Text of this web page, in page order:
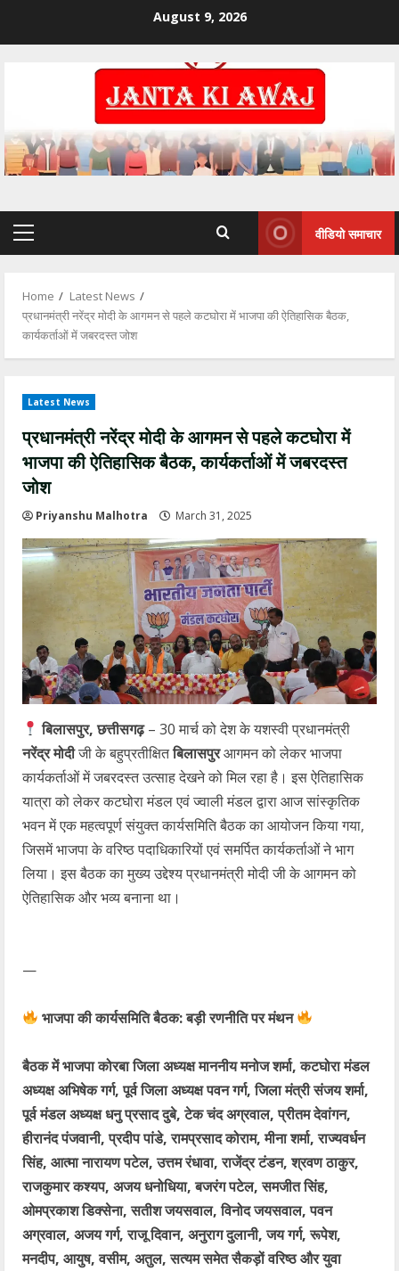
August 9, 2026
वीडियो समाचार
Home
Latest News
प्रधानमंत्री नरेंद्र मोदी के आगमन से पहले कटघोरा में भाजपा की ऐतिहासिक बैठक,
कार्यकर्ताओं में जबरदस्त जोश
Latest News
प्रधानमंत्री नरेंद्र मोदी के आगमन से पहले कटघोरा में
भाजपा की ऐतिहासिक बैठक, कार्यकर्ताओं में जबरदस्त
जोश
Priyanshu Malhotra March 31, 2025
बिलासपुर, छत्तीसगढ़– 30 मार्च को देश के यशस्वी प्रधानमंत्री
नरेंद्र मोदीजी के बहुप्रतीक्षितबिलासपुरआगमन को लेकर भाजपा
कार्यकर्ताओं में जबरदस्त उत्साह देखने को मिल रहा है। इस ऐतिहासिक
यात्रा को लेकर कटघोरा मंडल एवं ज्वाली मंडल द्वारा आज सांस्कृतिक
भवन में एक महत्वपूर्ण संयुक्त कार्यसमिति बैठक का आयोजन किया गया,
जिसमें भाजपा के वरिष्ठ पदाधिकारियों एवं समर्पित कार्यकर्ताओं ने भाग
लिया। इस बैठक का मुख्य उद्देश्य प्रधानमंत्री मोदी जी के आगमन को
ऐतिहासिक और भव्य बनाना था।
—
भाजपा की कार्यसमिति बैठक: बड़ी रणनीति पर मंथन
बैठक में भाजपा कोरबा जिला अध्यक्ष माननीय मनोज शर्मा, कटघोरा मंडल
अध्यक्ष अभिषेक गर्ग, पूर्व जिला अध्यक्ष पवन गर्ग, जिला मंत्री संजय शर्मा,
पूर्व मंडल अध्यक्ष धनु प्रसाद दुबे, टेक चंद अग्रवाल, प्रीतम देवांगन,
हीरानंद पंजवानी, प्रदीप पांडे, रामप्रसाद कोराम, मीना शर्मा, राज्यवर्धन
सिंह, आत्मा नारायण पटेल, उत्तम रंधावा, राजेंद्र टंडन, श्रवण ठाकुर,
राजकुमार कश्यप, अजय धनोधिया, बजरंग पटेल, समजीत सिंह,
ओमप्रकाश डिक्सेना, सतीश जयसवाल, विनोद जयसवाल, पवन
अग्रवाल, अजय गर्ग, राजू दिवान, अनुराग दुलानी, जय गर्ग, रूपेश,
मनदीप, आयुष, वसीम, अतुल, सत्यम समेत सैकड़ों वरिष्ठ और युवा